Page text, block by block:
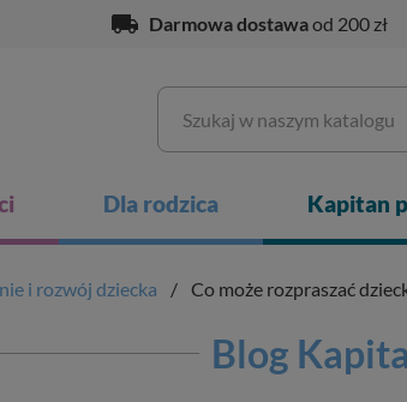
local_shipping Darmowa dostawaod 200 zł
Dla rodzica Kapitan
i rozwój dziecka Co może rozpraszać
Blog